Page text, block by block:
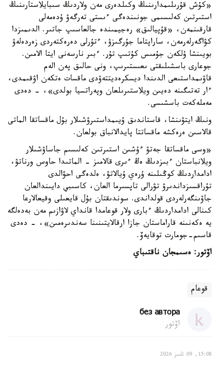
«كۇش قۇرىلىمدارىنىڭ وكىلدەرى مەن ولاردىڭ سىبايلاستارىنىڭ
استىرتىن كەلىسىمى جونىندەگى ءىستى تەرگەۋ ۇدەمەلى
قارقىنمەن، «قۇپيالىق» رەجيمىندە جالعاسىپ جاتىر. الدىمىزدا
كۋاگەرلەرمەن، ساراپتاما جۇرگىزۋ، ءتۇرلى دەرەكتەردى زەردەلەۋ
بويىنشا ۇلكەن جۇمىس كۇتىپ تۇر. ءبىر نارسەنى ايتا الامىن.
جوعارى باسشىلىقتى ىعىستىرىپ، ونى حالىق پەن الەم
قاۋىمداستىعى الدىندا ديسكرەديتتەۋدى ماقسات ەتكەن اۋقىمدى،
ءار تەتىگىنە دەيىن ويلاستىرىلعان وپەراتسيا بولدى»، - دەدى
مەملەكەت باسشىسى.
ونىڭ ايتۋىنشا، قاستاندىق ۇيىمداستىرۋشىلار بۇل ماقساتقا الماتى
قالاسىن ەرەكشە ماقساتتا پايدالانباق بولعان.
«وسى ماقساتقا جەتۋ ءۇشىن استىرتىن كەلىسىم جاساۋشىلار
ويلانباستان ءبىزدىڭ ەڭ ءىرى قالامىز - الماتىدا حاوس ورناتۋ،
ادامداردىڭ كوڭىلىنە ۇرەي ۇيالاتۋ، ەلدەگى احۋالدى
تۇراقسىزداندىرۋ تۋرالى تاپسىرما العان، كاسىبي دايىندالعان
جاۋىنگەرلەردى قولداندى. سوندىقتان بۇل قايعىلى وقيعالارعا
كىنالى ادامداردىڭ ءبارى ولار قوعامدا قانداي لاۋازىم مەن بەدەلگە
يە ەكەنىنە قاراماستان جازا ارقالايتىنىنا سەندىرەمىن»، - دەدى
قاسىم-جومارت توقايەۆ.
اۆتور: ەسىمجان ناقتىباي
قوعام
без автора
اۆتور
15:08, 09 تامىز 2026